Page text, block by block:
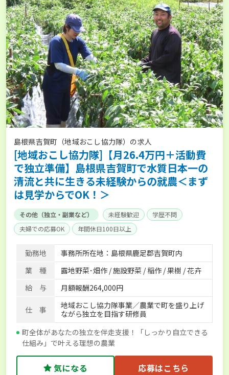
島根県吉賀町（地域おこし協力隊）の求人
[地域おこし協力隊]【月26.4万円＋活動費
で独立準備】島根県吉賀町で水質日本一の
清流と共に生きる未経験からの就農＜まず
は見学からでOK！＞
その他（独立・副業など） 未経験歓迎
学歴不問
夫婦での応募OK
年間休日100日以上
勤務地
事務所所在地：島根県鹿足郡吉賀町内
業 種
露地野菜･畑作 / 施設野菜 / 稲作 / 果樹 / 花卉
給 与
月額報酬264,000円
仕 事
地域おこし協力隊事業／農業で町を盛り上げ
ながら独立を目指す研修員
町全体があなたの独立を伴走支援！「しっかり自立できる
仕組み」で叶える理想の農業
気になる 応募はこちら